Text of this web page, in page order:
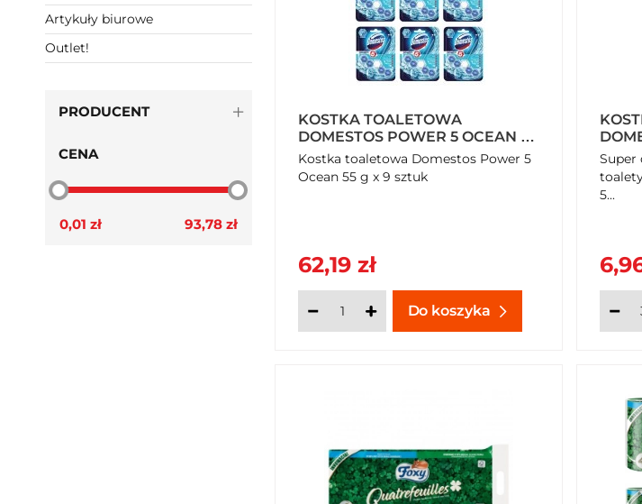
Artykuły biurowe
Outlet!
PRODUCENT
CENA
0,01 zł 93,78 zł
KOSTKA TOALETOWA
DOMESTOS POWER 5 OCEAN 55
G X 9 SZTUK
Kostka toaletowa Domestos Power 5
Ocean 55 g x 9 sztuk
62,19 zł
Do koszyka
Super
5...